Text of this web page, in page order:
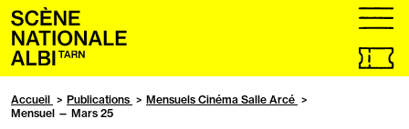
Accueil
Billetterie
en
menu
Accueil Publications
Mensuels Cinéma Salle Arcé
Mensuel — Mars 25